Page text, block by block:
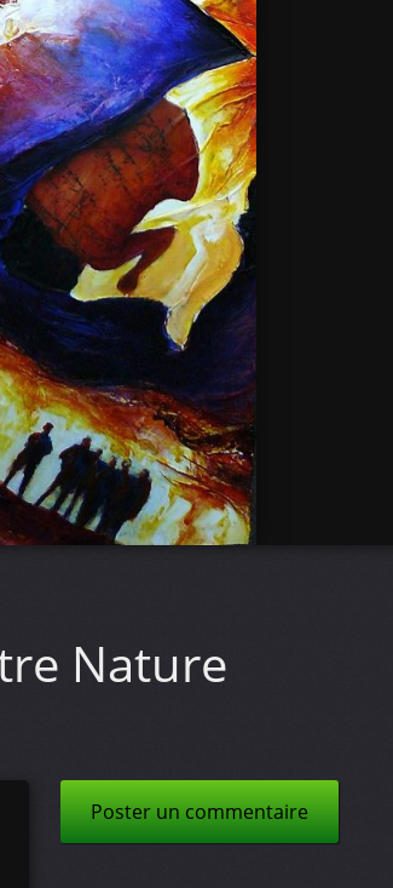
Nature
Poster un commentaire